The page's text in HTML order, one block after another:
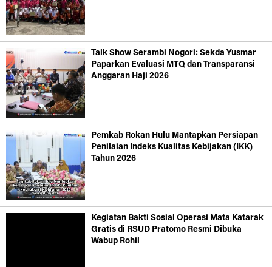
Talk Show Serambi Nogori: Sekda Yusmar
Paparkan Evaluasi MTQ dan Transparansi
Anggaran Haji 2026
Pemkab Rokan Hulu Mantapkan Persiapan
Penilaian Indeks Kualitas Kebijakan (IKK)
Tahun 2026
Kegiatan Bakti Sosial Operasi Mata Katarak
Gratis di RSUD Pratomo Resmi Dibuka
Wabup Rohil